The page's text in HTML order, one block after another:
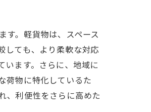
す。軽貨物は、スペース
しても、より柔軟な対応
います。さらに、地域に
荷物に特化しているた
、利便性をさらに高めた